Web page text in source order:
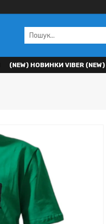
(NEW) НОВИНКИ VIBER (NEW)